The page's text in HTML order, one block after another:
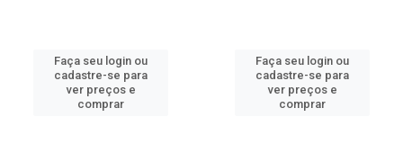
Faça seu login ou
cadastre-se para
ver preços e
comprar
Faça seu login ou
cadastre-se para
ver preços e
comprar